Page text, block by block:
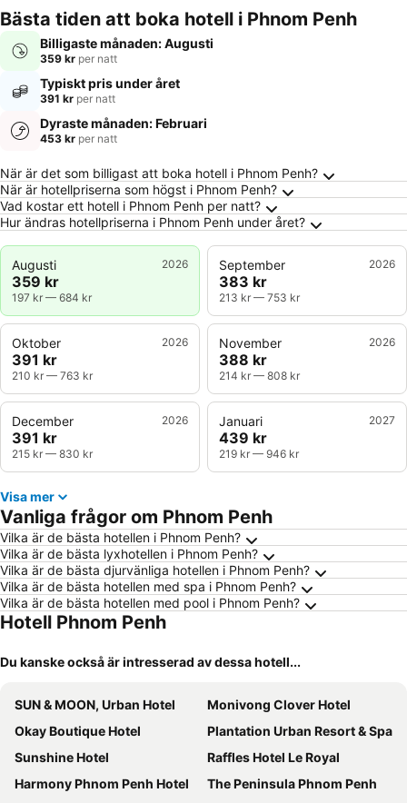
Bästa tiden att boka hotell i Phnom Penh
Billigaste månaden: Augusti
359 kr per natt
Typiskt pris under året
391 kr per natt
Dyraste månaden: Februari
453 kr per natt
Vanliga frågor om Phnom Penh
När är det som billigast att boka hotell i Phnom Penh?
När är hotellpriserna som högst i Phnom Penh?
Vad kostar ett hotell i Phnom Penh per natt?
Hur ändras hotellpriserna i Phnom Penh under året?
Augusti 2026
359 kr
197 kr — 684 kr
September 2026
383 kr
213 kr — 753 kr
Oktober 2026
391 kr
210 kr — 763 kr
November 2026
388 kr
214 kr — 808 kr
December 2026
391 kr
215 kr — 830 kr
Januari 2027
439 kr
219 kr — 946 kr
Visa mer
Vanliga frågor om Phnom Penh
Vilka är de bästa hotellen i Phnom Penh?
Vilka är de bästa lyxhotellen i Phnom Penh?
Vilka är de bästa djurvänliga hotellen i Phnom Penh?
Vilka är de bästa hotellen med spa i Phnom Penh?
Vilka är de bästa hotellen med pool i Phnom Penh?
Hotell Phnom Penh
Du kanske också är intresserad av dessa hotell...
SUN & MOON, Urban Hotel
Monivong Clover Hotel
Okay Boutique Hotel
Plantation Urban Resort & Spa
Sunshine Hotel
Raffles Hotel Le Royal
Harmony Phnom Penh Hotel
The Peninsula Phnom Penh